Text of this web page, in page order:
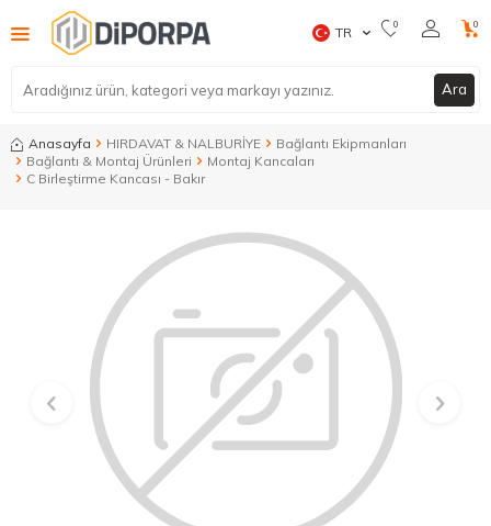
Ara
TR 0 0
Anasayfa HIRDAVAT & NALBURİYE
Bağlantı Ekipmanları
Bağlantı & Montaj Ürünleri
Montaj Kancaları
C Birleştirme Kancası - Bakır